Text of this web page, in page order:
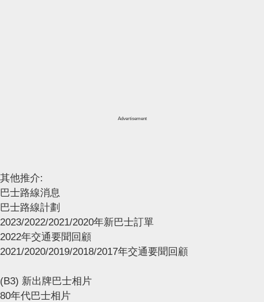
Advertisement
其他推介:
巴士路線消息
巴士路線計劃
2023/2022/2021/2020年新巴士訂單
2022年交通要聞回顧
2021/2020/2019/2018/2017年交通要聞回顧
(B3) 新出牌巴士相片
80年代巴士相片